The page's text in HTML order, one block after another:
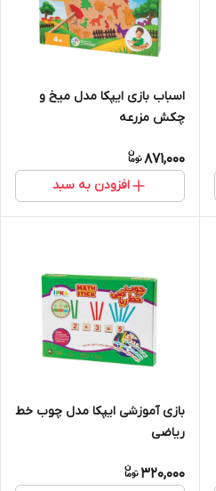
اسباب بازی ایپکا مدل میخ و
چکش مزرعه
871,000
افزودن به سبد
بازی آموزشی ایپکا مدل چوب خط
ریاضی
320,000